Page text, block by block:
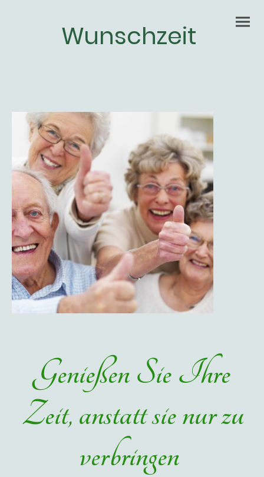
Wunschzeit
Genießen Sie Ihre
Zeit, anstatt sie nur zu
verbringen